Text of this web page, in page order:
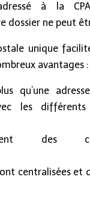
à la
dossier ne peut
unique
avantages :
qu’une
les
des
centralisées et